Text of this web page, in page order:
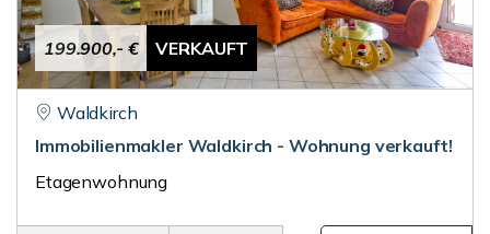
199.900,- € VERKAUFT
Waldkirch
Immobilienmakler Waldkirch - Wohnung verkauft!
Etagenwohnung